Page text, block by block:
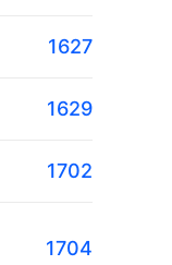
1627
1629
1702
1704